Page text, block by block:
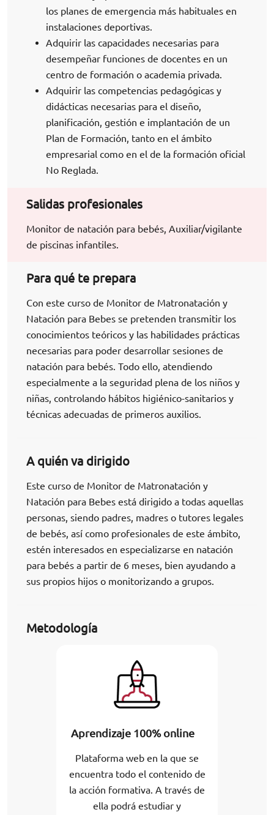
los planes de emergencia más habituales en
instalaciones deportivas.
Adquirir las capacidades necesarias para
desempeñar funciones de docentes en un
centro de formación o academia privada.
Adquirir las competencias pedagógicas y
didácticas necesarias para el diseño,
planificación, gestión e implantación de un
Plan de Formación, tanto en el ámbito
empresarial como en el de la formación oficial
No Reglada.
Salidas profesionales
Monitor de natación para bebés, Auxiliar/vigilante
de piscinas infantiles.
Para qué te prepara
Con este curso de Monitor de Matronatación y
Natación para Bebes se pretenden transmitir los
conocimientos teóricos y las habilidades prácticas
necesarias para poder desarrollar sesiones de
natación para bebés. Todo ello, atendiendo
especialmente a la seguridad plena de los niños y
niñas, controlando hábitos higiénico-sanitarios y
técnicas adecuadas de primeros auxilios.
A quién va dirigido
Este curso de Monitor de Matronatación y
Natación para Bebes está dirigido a todas aquellas
personas, siendo padres, madres o tutores legales
de bebés, así como profesionales de este ámbito,
estén interesados en especializarse en natación
para bebés a partir de 6 meses, bien ayudando a
sus propios hijos o monitorizando a grupos.
Metodología
Aprendizaje 100% online
Plataforma web en la que se
encuentra todo el contenido de
la acción formativa. A través de
ella podrá estudiar y